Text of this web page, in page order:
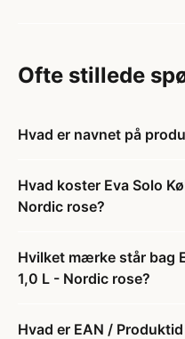
Ofte stillede
Hvad er navnet på
Hvad koster Eva Solo
Nordic rose?
Hvilket mærke står bag
1,0 L - Nordic rose?
Hvad er EAN /